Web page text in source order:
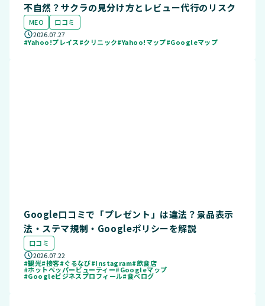
不自然？サクラの見分け方とレビュー代行のリスク
MEO
口コミ
2026.07.27
#Yahoo!プレイス#クリニック#Yahoo!マップ#Googleマップ
Google口コミで「プレゼント」は違法？景品表示
法・ステマ規制・Googleポリシーを解説
口コミ
2026.07.22
#観光#接客#ぐるなび#Instagram#飲食店
#ホットペッパービューティー#Googleマップ
#Googleビジネスプロフィール#食べログ